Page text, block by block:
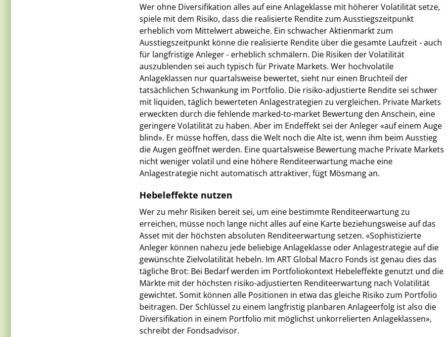
Wer ohne Diversifikation alles auf eine Anlageklasse mit höherer Volatilität setze,
spiele mit dem Risiko, dass die realisierte Rendite zum Ausstiegszeitpunkt
erheblich vom Mittelwert abweiche. Ein schwacher Aktienmarkt zum
Ausstiegszeitpunkt könne die realisierte Rendite über die gesamte Laufzeit - auch
für langfristige Anleger - erheblich schmälern. Die Risiken der Volatilität
auszublenden sei auch typisch für Private Markets. Wer hochvolatile
Anlageklassen nur quartalsweise bewertet, sieht nur einen Bruchteil der
tatsächlichen Schwankung im Portfolio. Die risiko-adjustierte Rendite sei schwer
mit liquiden, täglich bewerteten Anlagestrategien zu vergleichen. Private Markets
erweckten durch die fehlende marked-to-market Bewertung den Anschein, eine
geringere Volatilität zu haben. Aber im Endeffekt sei der Anleger «auf einem Auge
blind». Er müsse hoffen, dass die Welt noch die Alte ist, wenn ihm beim Ausstieg
die Augen geöffnet werden. Eine quartalsweise Bewertung mache Private Markets
nicht weniger volatil und eine höhere Renditeerwartung mache eine
Anlagestrategie nicht automatisch attraktiver, fügt Mösmang an.
Hebeleffekte nutzen
Wer zu mehr Risiken bereit sei, um eine bestimmte Renditeerwartung zu
erreichen, müsse noch lange nicht alles auf eine Karte beziehungsweise auf das
Asset mit der höchsten absoluten Renditeerwartung setzen. «Sophistizierte
Anleger können nahezu jede beliebige Anlageklasse oder Anlagestrategie auf die
gewünschte Zielvolatilität hebeln. Im ART Global Macro Fonds ist genau dies das
tägliche Brot: Bei Bedarf werden im Portfoliokontext Hebeleffekte genutzt und die
Märkte mit der höchsten risiko-adjustierten Renditeerwartung nach Volatilität
gewichtet. Somit können alle Positionen in etwa das gleiche Risiko zum Portfolio
beitragen. Der Schlüssel zu einem langfristig planbaren Anlageerfolg ist also die
Diversifikation in einem Portfolio mit möglichst unkorrelierten Anlageklassen»,
schreibt der Fondsadvisor.